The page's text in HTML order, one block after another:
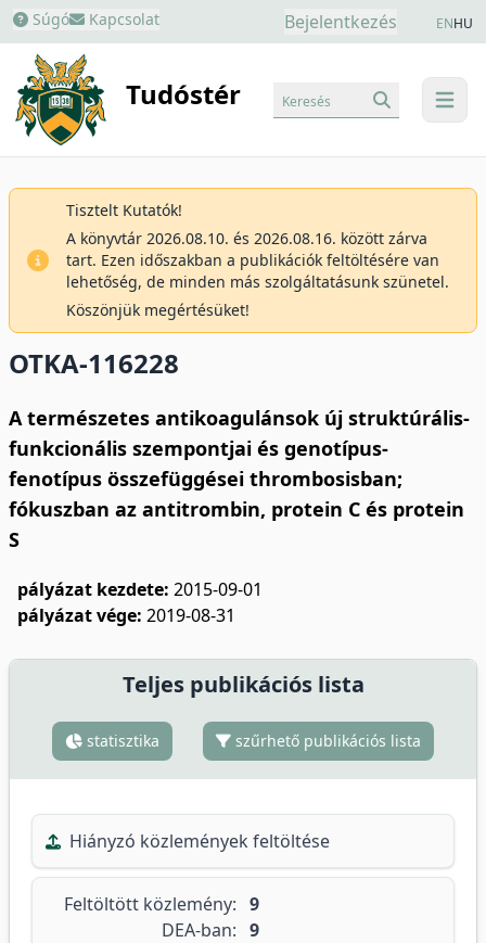
Súgó Kapcsolat Bejelentkezés ENHU
Tudóstér menu
Keresés
Tisztelt Kutatók!
A könyvtár 2026.08.10. és 2026.08.16. között zárva
tart. Ezen időszakban a publikációk feltöltésére van
lehetőség, de minden más szolgáltatásunk szünetel.
Köszönjük megértésüket!
OTKA-116228
A természetes antikoagulánsok új struktúrális-
funkcionális szempontjai és genotípus-
fenotípus összefüggései thrombosisban;
fókuszban az antitrombin, protein C és protein
S
pályázat kezdete: 2015-09-01
pályázat vége: 2019-08-31
Teljes publikációs lista
statisztika szűrhető publikációs lista
Hiányzó közlemények feltöltése
Feltöltött közlemény: 9
DEA-ban: 9